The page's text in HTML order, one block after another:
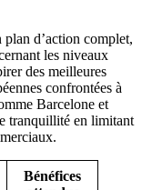
plan d’action complet,
les niveaux
des meilleures
confrontées à
Barcelone et
tranquillité en limitant
Bénéfices